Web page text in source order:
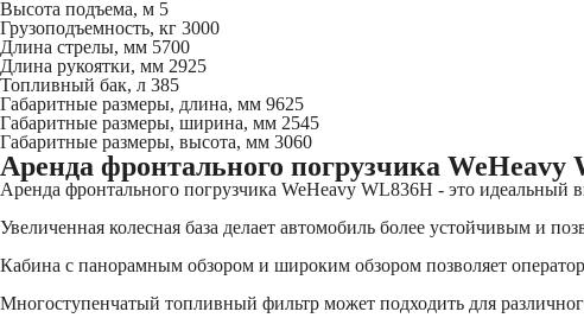
Высота подъема, м 5
Грузоподъемность, кг 3000
Длина стрелы, мм 5700
Длина рукоятки, мм 2925
Топливный бак, л 385
Габаритные размеры, длина, мм 9625
Габаритные размеры, ширина, мм 2545
Габаритные размеры, высота, мм 3060
Аренда фронтального погрузчика WeHeavy
Аренда фронтального погрузчика WeHeavy WL836H - это
Увеличенная колесная база делает автомобиль более устойчивым и
Кабина с панорамным обзором и широким обзором позволяет
Многоступенчатый топливный фильтр может подходить для